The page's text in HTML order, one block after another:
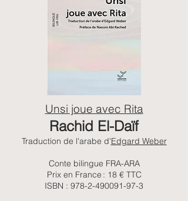
Unsi joue avec Rita
Rachid El-Daïf
Traduction de l'arabe d'Edgard Weber
Conte bilingue FRA-ARA
Prix en France : 18 € TTC
ISBN : 978-2-490091-97-3